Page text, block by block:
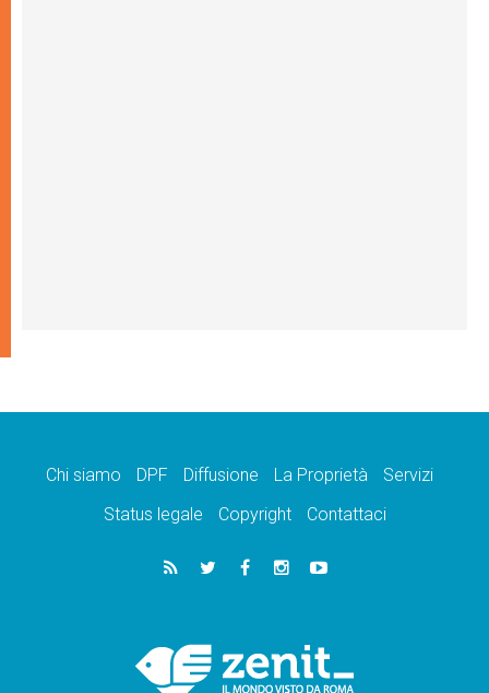
Chi siamo DPF Diffusione La Proprietà
Servizi
Status legale
Copyright Contattaci